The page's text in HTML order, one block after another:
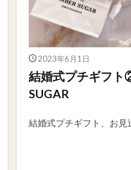
2023年6月1日
結婚式プチギフ
SUGAR
結婚式プチギフト、お